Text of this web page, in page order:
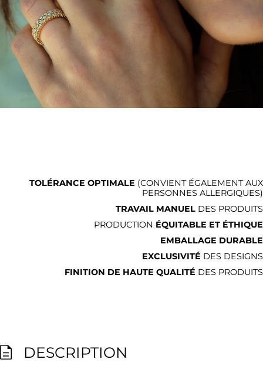
TOLÉRANCE OPTIMALE (CONVIENT ÉGALEMENT AUX
PERSONNES ALLERGIQUES)
TRAVAIL MANUEL DES PRODUITS
PRODUCTION ÉQUITABLE ET ÉTHIQUE
EMBALLAGE DURABLE
EXCLUSIVITÉ DES DESIGNS
FINITION DE HAUTE QUALITÉ DES PRODUITS
DESCRIPTION